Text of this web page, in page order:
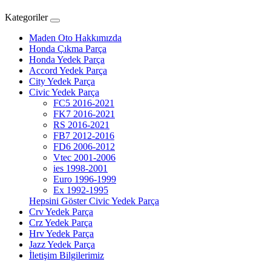
Kategoriler
Maden Oto Hakkımızda
Honda Çıkma Parça
Honda Yedek Parça
Accord Yedek Parça
City Yedek Parça
Civic Yedek Parça
FC5 2016-2021
FK7 2016-2021
RS 2016-2021
FB7 2012-2016
FD6 2006-2012
Vtec 2001-2006
ies 1998-2001
Euro 1996-1999
Ex 1992-1995
Hepsini Göster Civic Yedek Parça
Crv Yedek Parça
Crz Yedek Parça
Hrv Yedek Parça
Jazz Yedek Parça
İletişim Bilgilerimiz